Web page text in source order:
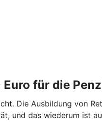
für die
Die Ausbildung von
und das wiederum ist